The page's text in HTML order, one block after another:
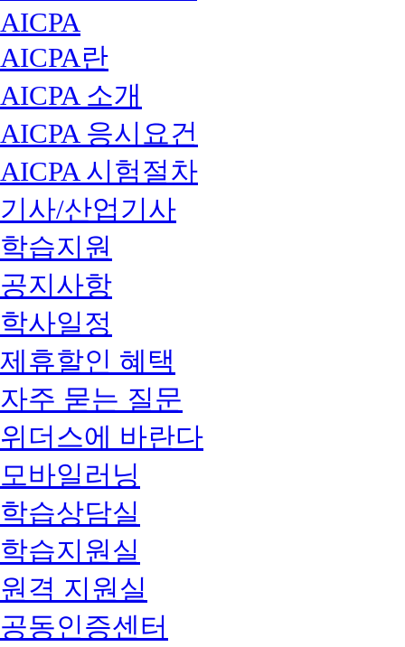
AICPA
AICPA란
AICPA 소개
AICPA 응시요건
AICPA 시험절차
기사/산업기사
학습지원
공지사항
학사일정
제휴할인 혜택
자주 묻는 질문
위더스에 바란다
모바일러닝
학습상담실
학습지원실
원격 지원실
공동인증센터